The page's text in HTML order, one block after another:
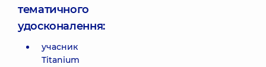
тематичного
удосконалення:
учасник
Titanium